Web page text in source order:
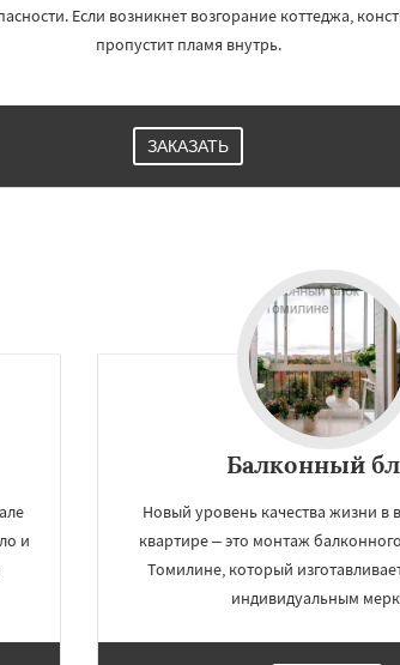
Если возникнет возгорание коттеджа,
пропустит пламя внутрь.
ЗАКАЗАТЬ
и
Балконный
Новый уровень качества жизни в
квартире – это монтаж
Томилине, который
индивидуальным